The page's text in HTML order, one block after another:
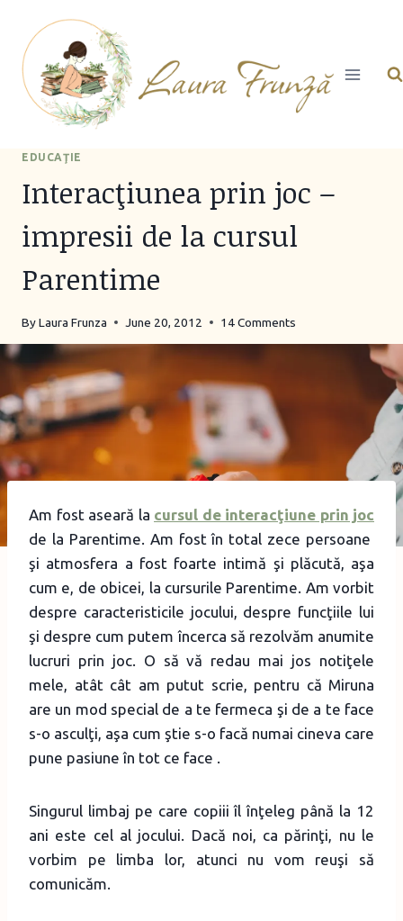
content
EDUCAŢIE
Interacţiunea prin joc –
impresii de la cursul
Parentime
ByLaura Frunza June 20, 2012 14 Comments
Am fost aseară la cursul de interacţiune prin joc
de la Parentime. Am fost în total zece persoane
şi atmosfera a fost foarte intimă şi plăcută, aşa
cum e, de obicei, la cursurile Parentime. Am vorbit
despre caracteristicile jocului, despre funcţiile lui
şi despre cum putem încerca să rezolvăm anumite
lucruri prin joc. O să vă redau mai jos notiţele
mele, atât cât am putut scrie, pentru că Miruna
are un mod special de a te fermeca şi de a te face
s-o asculţi, aşa cum ştie s-o facă numai cineva care
pune pasiune în tot ce face .
Singurul limbaj pe care copiii îl înţeleg până la 12
ani este cel al jocului. Dacă noi, ca părinţi, nu le
vorbim pe limba lor, atunci nu vom reuşi să
comunicăm.